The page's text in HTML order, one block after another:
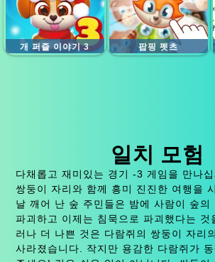
개 퍼즐 이야기 3 팝핑 펫츠
일치 모험
다채롭고 재미있는 경기 -3 게임을 만나
쌍둥이 자리와 함께 흥미 진진한 여행을
날 깨어 난 숲 주민들은 밤에 사람이 숲의
파괴하고 이제는 침묵으로 파괴했다는 것
러나 더 나쁜 것은 다람쥐의 쌍둥이 자리
사라졌습니다. 작지만 용감한 다람쥐가